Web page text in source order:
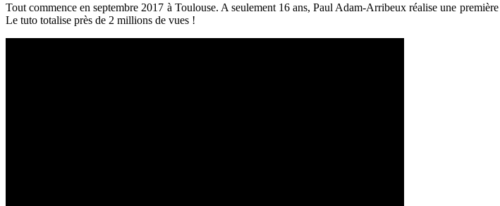
Tout commence en septembre 2017 à Toulouse. A seulement 16 ans, Paul Adam-Arribeux réalise une
Le tuto totalise près de 2 millions de vues !